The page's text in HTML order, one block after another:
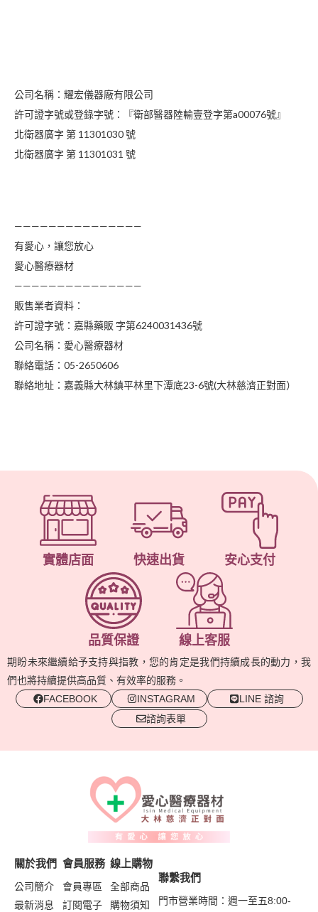
公司名稱：耀宏儀器廠有限公司
許可證字號或登錄字號：『衛部醫器陸輸壹登字第a00076號』
北衛器廣字 第 11301030 號
北衛器廣字 第 11301031 號
———————————————
有愛心，讓您放心
愛心醫療器材
———————————————
販售業者資料：
許可證字號：嘉縣藥販 字第6240031436號
公司名稱：愛心醫療器材
聯絡電話：05-2650606
聯絡地址：嘉義縣大林鎮平林里下潭底23-6號(大林慈濟正對面）
實體店面 快速出貨 安心支付
品質保證 線上客服
期盼未來繼續給予支持與指教，您的肯定是我們持續成長的動力，我
們也將持續提供高品質、有效率的服務。
FACEBOOK
INSTAGRAM
LINE 諮詢
諮詢表單
關於我們
公司簡介
最新消息
會員服務
會員專區
訂閱電子
線上購物
全部商品
購物須知
聯繫我們
門市營業時間：週一至五8:00-